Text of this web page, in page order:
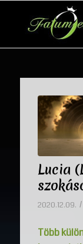
Lucia
2020.12.09. /
Több